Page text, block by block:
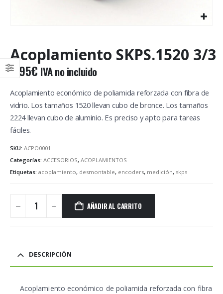
Acoplamiento SKPS.1520 3/3
9,95€ IVA no incluido
Acoplamiento económico de poliamida reforzada con fibra de
vidrio. Los tamaños 1520 llevan cubo de bronce. Los tamaños
2224 llevan cubo de aluminio. Es preciso y apto para tareas
fáciles.
SKU: ACPO0001
Categorías: ACCESORIOS, ACOPLAMIENTOS
Etiquetas: acoplamiento, desmontable, encoders, medición, skps
AÑADIR AL CARRITO
DESCRIPCIÓN
Acoplamiento económico de poliamida reforzada con fibra